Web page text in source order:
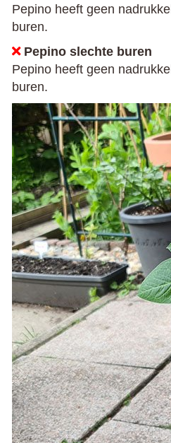
Pepino heeft geen
buren.
Pepino slechte buren
Pepino heeft geen
buren.